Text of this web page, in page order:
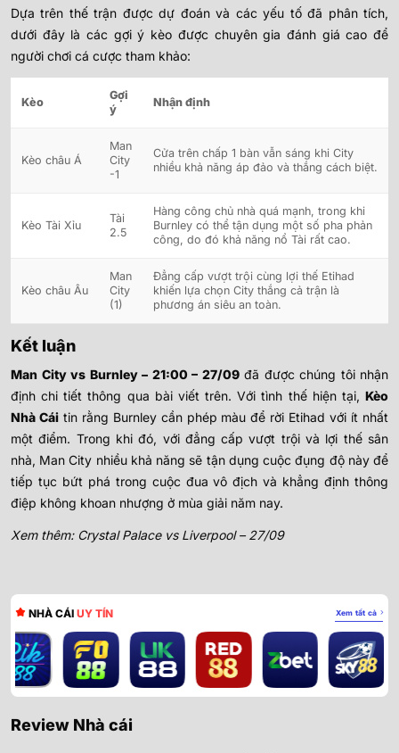
Dựa trên thế trận được dự đoán và các yếu tố đã phân tích,
dưới đây là các gợi ý kèo được chuyên gia đánh giá cao để
người chơi cá cược tham khảo:
Kèo
Gợi
ý
Nhận định
Kèo châu Á
Man
City
-1
Cửa trên chấp 1 bàn vẫn sáng khi City
nhiều khả năng áp đảo và thắng cách biệt.
Kèo Tài Xỉu
Tài
2.5
Hàng công chủ nhà quá mạnh, trong khi
Burnley có thể tận dụng một số pha phản
công, do đó khả năng nổ Tài rất cao.
Kèo châu Âu
Man
City
(1)
Đẳng cấp vượt trội cùng lợi thế Etihad
khiến lựa chọn City thắng cả trận là
phương án siêu an toàn.
Kết luận
Man City vs Burnley – 21:00 – 27/09đã được chúng tôi nhận
định chi tiết thông qua bài viết trên. Với tình thế hiện tại, Kèo
Nhà Cáitin rằng Burnley cần phép màu để rời Etihad với ít nhất
một điểm. Trong khi đó, với đẳng cấp vượt trội và lợi thế sân
nhà, Man City nhiều khả năng sẽ tận dụng cuộc đụng độ này để
tiếp tục bứt phá trong cuộc đua vô địch và khẳng định thông
điệp không khoan nhượng ở mùa giải năm nay.
Xem thêm: Crystal Palace vs Liverpool – 27/09
NHÀ CÁI UY TÍN Xem tất cả
Review Nhà cái